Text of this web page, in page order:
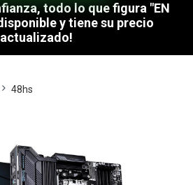
todo lo que figura "EN
y tiene su precio
actualizado!
48hs